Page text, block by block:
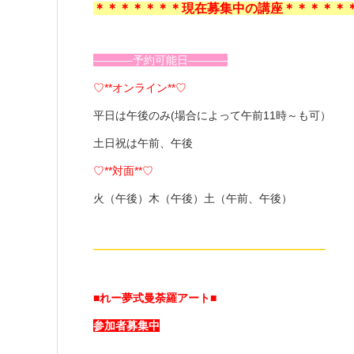
＊＊＊＊＊＊＊現在募集中の講座＊＊＊＊＊
———–予約可能日———–
♡**オンライン**♡
平日は午後のみ(場合によって午前11時～も可）
土日祝は午前、午後
♡**対面**♡
火（午後）木（午後）土（午前、午後）
—————————————————————
■れー夢式曼荼羅アート■
参加者募集中